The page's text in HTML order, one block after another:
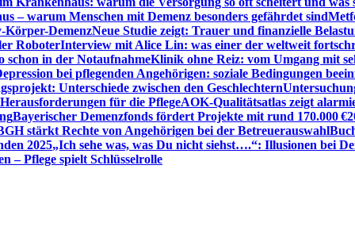
– warum Menschen mit Demenz besonders gefährdet sind
Körper-DemenzNeue Studie zeigt: Trauer und finanzielle
RoboterInterview mit Alice Lin: was einer der weltweit
schon in der NotaufnahmeKlinik ohne Reiz: vom Umgang mit
bei pflegenden Angehörigen: soziale Bedingungen
Unterschiede zwischen den Geschlechtern
für die PflegeAOK-Qualitätsatlas zeigt
Bayerischer Demenzfonds fördert Projekte mit rund 170.000 €
stärkt Rechte von Angehörigen bei der Betreuerauswahl
2025„Ich sehe was, was Du nicht siehst….“: Illusionen bei
– Pflege spielt Schlüsselrolle